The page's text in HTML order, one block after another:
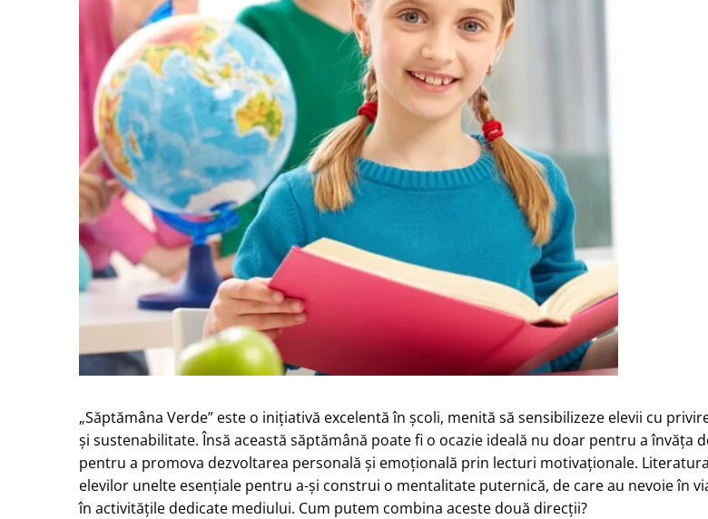
„Săptămâna Verde” este o inițiativă excelentă în școli, menită să sensibilizeze elevii cu
și sustenabilitate. Însă această săptămână poate fi o ocazie ideală nu doar pentru a învăța
pentru a promova dezvoltarea personală și emoțională prin lecturi motivaționale.
elevilor unelte esențiale pentru a-și construi o mentalitate puternică, de care au nevoie în
în activitățile dedicate mediului. Cum putem combina aceste două direcții?